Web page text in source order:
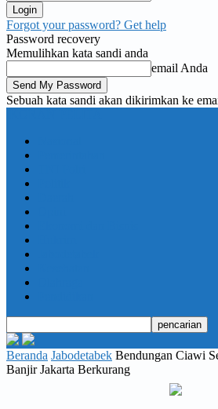
Forgot your password? Get help
Password recovery
Memulihkan kata sandi anda
email Anda
Sebuah kata sandi akan dikirimkan ke
Beranda Jabodetabek Bendungan Ciawi
Banjir Jakarta Berkurang